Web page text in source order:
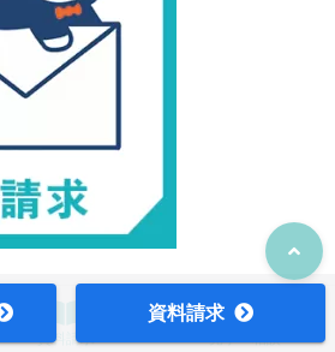
資料請求
資料請求